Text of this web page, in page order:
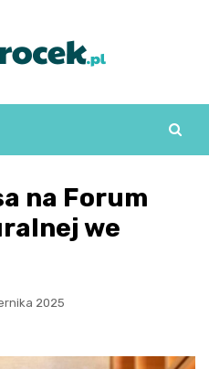
na Forum
we
2025